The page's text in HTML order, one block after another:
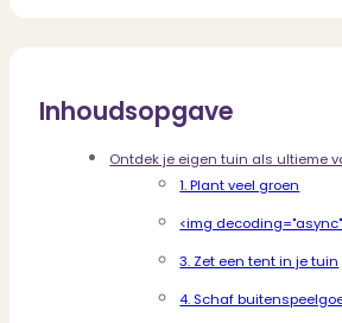
Inhoudsopgave
Ontdek je eigen tuin als ultieme
1. Plant veel groen
<img
3. Zet een tent in je tuin
4. Schaf